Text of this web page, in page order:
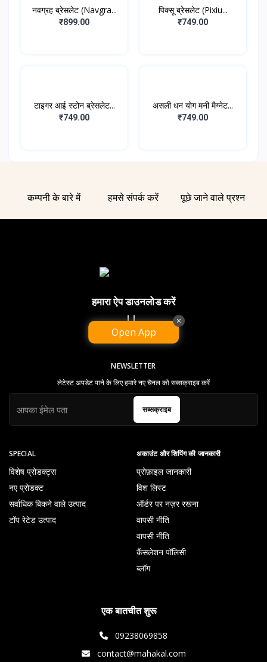
नवग्रह ब्रेसलेट (Navgra...
₹899.00
पिक्सू ब्रेसलेट (Pixiu...
₹749.00
टाइगर आई स्टोन ब्रेसलेट...
₹749.00
असली धन योग मनी मैग्नेट...
₹749.00
कम्पनी के बारे में हमसे संपर्क करें पूछे जाने वाले प्रश्न
हमारा ऐप डाउनलोड करें
SPECIAL
विशेष प्रोडक्ट्स
नए प्रोडक्ट
सर्वाधिक बिकने वाले उत्पाद
टॉप रेटेड उत्पाद
अकाउंट और शिपिंग की जानकारी
प्रोफ़ाइल जानकारी
विश लिस्ट
ऑर्डर पर नज़र रखना
वापसी नीति
वापसी नीति
कैंसलेशन पॉलिसी
ब्लॉग
NEWSLETTER
लेटेस्ट अपडेट पाने के लिए हमारे नए चैनल को सब्सक्राइब करें
सब्सक्राइब
एक बातचीत शुरू
09238069858
contact@mahakal.com
Open App
×